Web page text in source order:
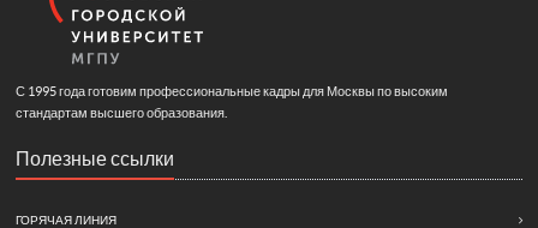
С 1995 года готовим профессиональные кадры для Москвы по высоким
стандартам высшего образования.
Полезные ссылки
ГОРЯЧАЯ ЛИНИЯ